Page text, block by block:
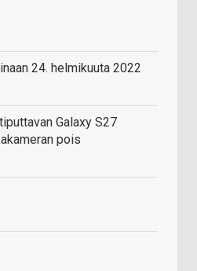
24. helmikuuta 2022
Galaxy S27
pois